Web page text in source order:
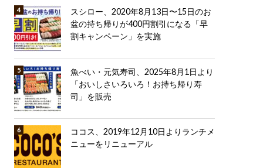
スシロー、2020年8月13日〜15日のお
盆の持ち帰りが400円割引になる「早
割キャンペーン」を実施
魚べい・元気寿司、2025年8月1日より
「おいしさいろいろ！お持ち帰り寿
司」を販売
ココス、2019年12月10日よりランチメ
ニューをリニューアル